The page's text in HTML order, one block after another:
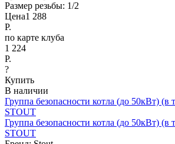
Размер резьбы: 1/2
Цена1 288
Р.
по карте клуба
1 224
Р.
?
Купить
В наличии
Группа безопасности котла (до 50кВт) (в
STOUT
Группа безопасности котла (до 50кВт) (в
STOUT